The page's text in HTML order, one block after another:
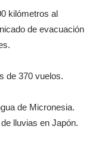
kilómetros al
de evacuación
de 370 vuelos.
de Micronesia.
lluvias en Japón.